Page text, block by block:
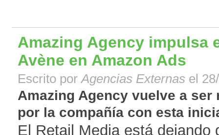
Amazing Agency impulsa
Avène en Amazon Ads
Escrito porAgencias Externas el
Amazing Agency vuelve a
por la compañía con esta
El Retail Media está dejando